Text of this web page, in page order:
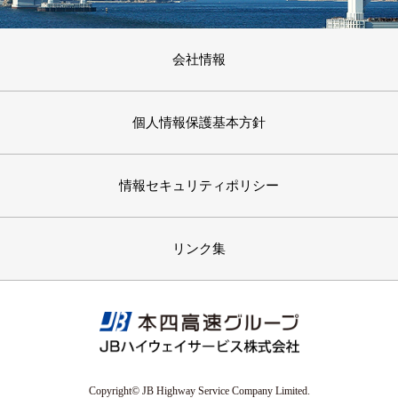
会社情報
個人情報保護基本方針
情報セキュリティポリシー
リンク集
Copyright© JB Highway Service Company Limited.